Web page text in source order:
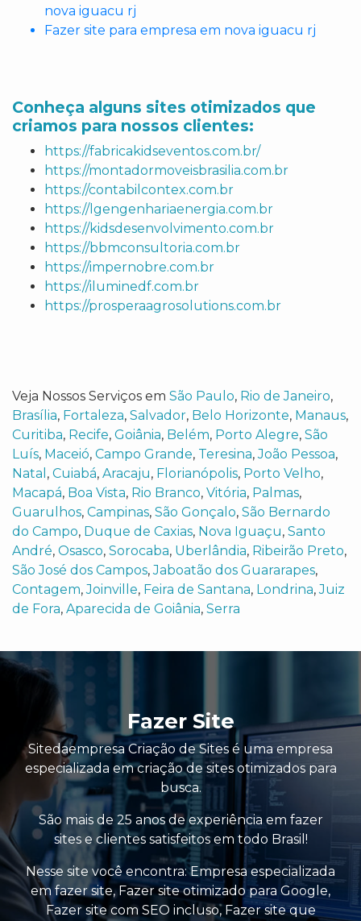
nova iguacu rj
Fazer site para empresa em nova iguacu rj
Conheça alguns sites otimizados que
criamos para nossos clientes:
https://fabricakidseventos.com.br/
https://montadormoveisbrasilia.com.br
https://contabilcontex.com.br
https://lgengenhariaenergia.com.br
https://kidsdesenvolvimento.com.br
https://bbmconsultoria.com.br
https://impernobre.com.br
https://iluminedf.com.br
https://prosperaagrosolutions.com.br
Veja Nossos Serviços em São Paulo, Rio de Janeiro,
Brasília, Fortaleza, Salvador, Belo Horizonte, Manaus,
Curitiba, Recife, Goiânia, Belém, Porto Alegre, São
Luís, Maceió, Campo Grande, Teresina,João Pessoa,
Natal , Cuiabá, Aracaju, Florianópolis, Porto Velho,
Macapá, Boa Vista, Rio Branco, Vitória, Palmas,
Guarulhos, Campinas, São Gonçalo, São Bernardo
do Campo, Duque de Caxias, Nova Iguaçu, Santo
André, Osasco, Sorocaba, Uberlândia, Ribeirão Preto,
São José dos Campos,Jaboatão dos Guararapes,
Contagem,Joinville, Feira de Santana, Londrina,Juiz
de Fora, Aparecida de Goiânia, Serra
Fazer Site
Sitedaempresa Criação de Sites é uma empresa
especializada em criação de sites otimizados para
busca.
São mais de 25 anos de experiência em fazer
sites e clientes satisfeitos em todo Brasil!
Nesse site você encontra:Empresa especializada
em fazer site,Fazer site otimizado para Google,
Fazer site com SEO incluso, Fazer site que